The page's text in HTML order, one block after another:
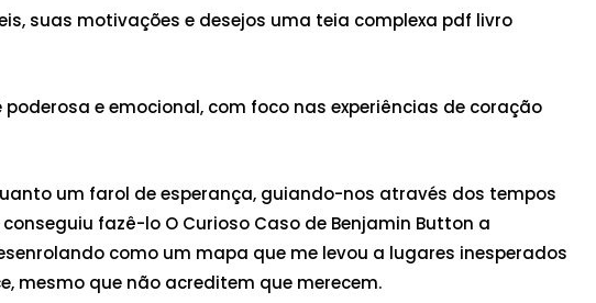
suas motivações e desejos uma teia complexa pdf livro
e emocional, com foco nas experiências de coração
um farol de esperança, guiando-nos através dos tempos
fazê-lo O Curioso Caso de Benjamin Button a
como um mapa que me levou a lugares inesperados
mesmo que não acreditem que merecem.